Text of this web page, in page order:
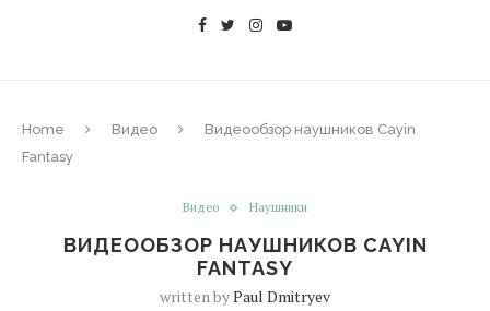
Home Видео
Видеообзор наушников Cayin
Fantasy
Видео Наушники
ВИДЕООБЗОР НАУШНИКОВ CAYIN
FANTASY
written byPaul Dmitryev